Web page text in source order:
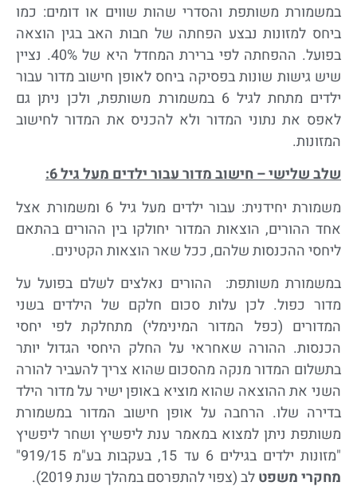
במשמורת משותפת והסדרי שהות שווים או דומים: כמו
ביחס למזונות נבצע הפחתה של חבות האב בגין הוצאה
בפועל. ההפחתה לפי ברירת המחדל היא של 40%. נציין
שיש גישות שונות בפסיקה ביחס לאופן חישוב מדור עבור
ילדים מתחת לגיל 6 במשמורת משותפת, ולכן ניתן גם
לאפס את נתוני המדור ולא להכניס את המדור לחישוב
המזונות.
שלב שלישי – חישוב מדור עבור ילדים מעל גיל 6:
משמורת יחידנית: עבור ילדים מעל גיל 6 ומשמורת אצל
אחד ההורים, הוצאות המדור יחולקו בין ההורים בהתאם
ליחסי ההכנסות שלהם, ככל שאר הוצאות הקטינים.
במשמורת משותפת: ההורים נאלצים לשלם בפועל על
מדור כפול. לכן עלות סכום חלקם של הילדים בשני
המדורים (כפל המדור המינימלי) מתחלקת לפי יחסי
הכנסות. ההורה שאחראי על החלק היחסי הגדול יותר
בתשלום המדור מנקה מהסכום שהוא צריך להעביר להורה
השני את ההוצאה שהוא מוציא באופן ישיר על מדור הילד
בדירה שלו. הרחבה על אופן חישוב המדור במשמורת
משותפת ניתן למצוא במאמר ענת ליפשיץ ושחר ליפשיץ
"מזונות ילדים בגילים 6 עד 15, בעקבות בע"מ 919/15"
מחקרי משפטלב (צפוי להתפרסם במהלך שנת 2019).